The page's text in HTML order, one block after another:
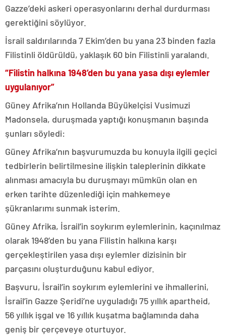
Gazze’deki askeri operasyonlarını derhal durdurması
gerektiğini söylüyor.
İsrail saldırılarında 7 Ekim’den bu yana 23 binden fazla
Filistinli öldürüldü, yaklaşık 60 bin Filistinli yaralandı.
“Filistin halkına 1948’den bu yana yasa dışı eylemler
uygulanıyor”
Güney Afrika’nın Hollanda Büyükelçisi Vusimuzi
Madonsela, duruşmada yaptığı konuşmanın başında
şunları söyledi:
Güney Afrika’nın başvurumuzda bu konuyla ilgili geçici
tedbirlerin belirtilmesine ilişkin taleplerinin dikkate
alınması amacıyla bu duruşmayı mümkün olan en
erken tarihte düzenlediği için mahkemeye
şükranlarımı sunmak isterim.
Güney Afrika, İsrail’in soykırım eylemlerinin, kaçınılmaz
olarak 1948’den bu yana Filistin halkına karşı
gerçekleştirilen yasa dışı eylemler dizisinin bir
parçasını oluşturduğunu kabul ediyor.
Başvuru, İsrail’in soykırım eylemlerini ve ihmallerini,
İsrail’in Gazze Şeridi’ne uyguladığı 75 yıllık apartheid,
56 yıllık işgal ve 16 yıllık kuşatma bağlamında daha
geniş bir çerçeveye oturtuyor.